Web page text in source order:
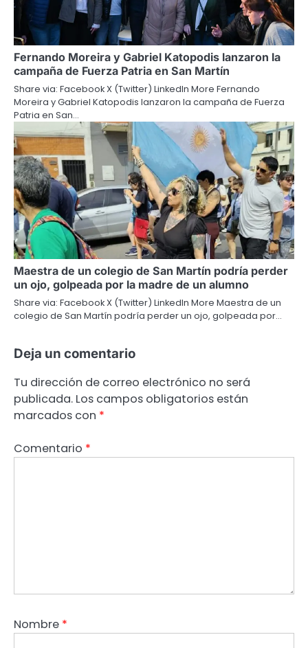
Fernando Moreira y Gabriel Katopodis lanzaron la
campaña de Fuerza Patria en San Martín
Share via: Facebook X (Twitter) LinkedIn More Fernando
Moreira y Gabriel Katopodis lanzaron la campaña de Fuerza
Patria en San…
Maestra de un colegio de San Martín podría perder
un ojo, golpeada por la madre de un alumno
Share via: Facebook X (Twitter) LinkedIn More Maestra de un
colegio de San Martín podría perder un ojo, golpeada por…
Deja un comentario
Tu dirección de correo electrónico no será
publicada. Los campos obligatorios están
marcados con *
Comentario *
Nombre *